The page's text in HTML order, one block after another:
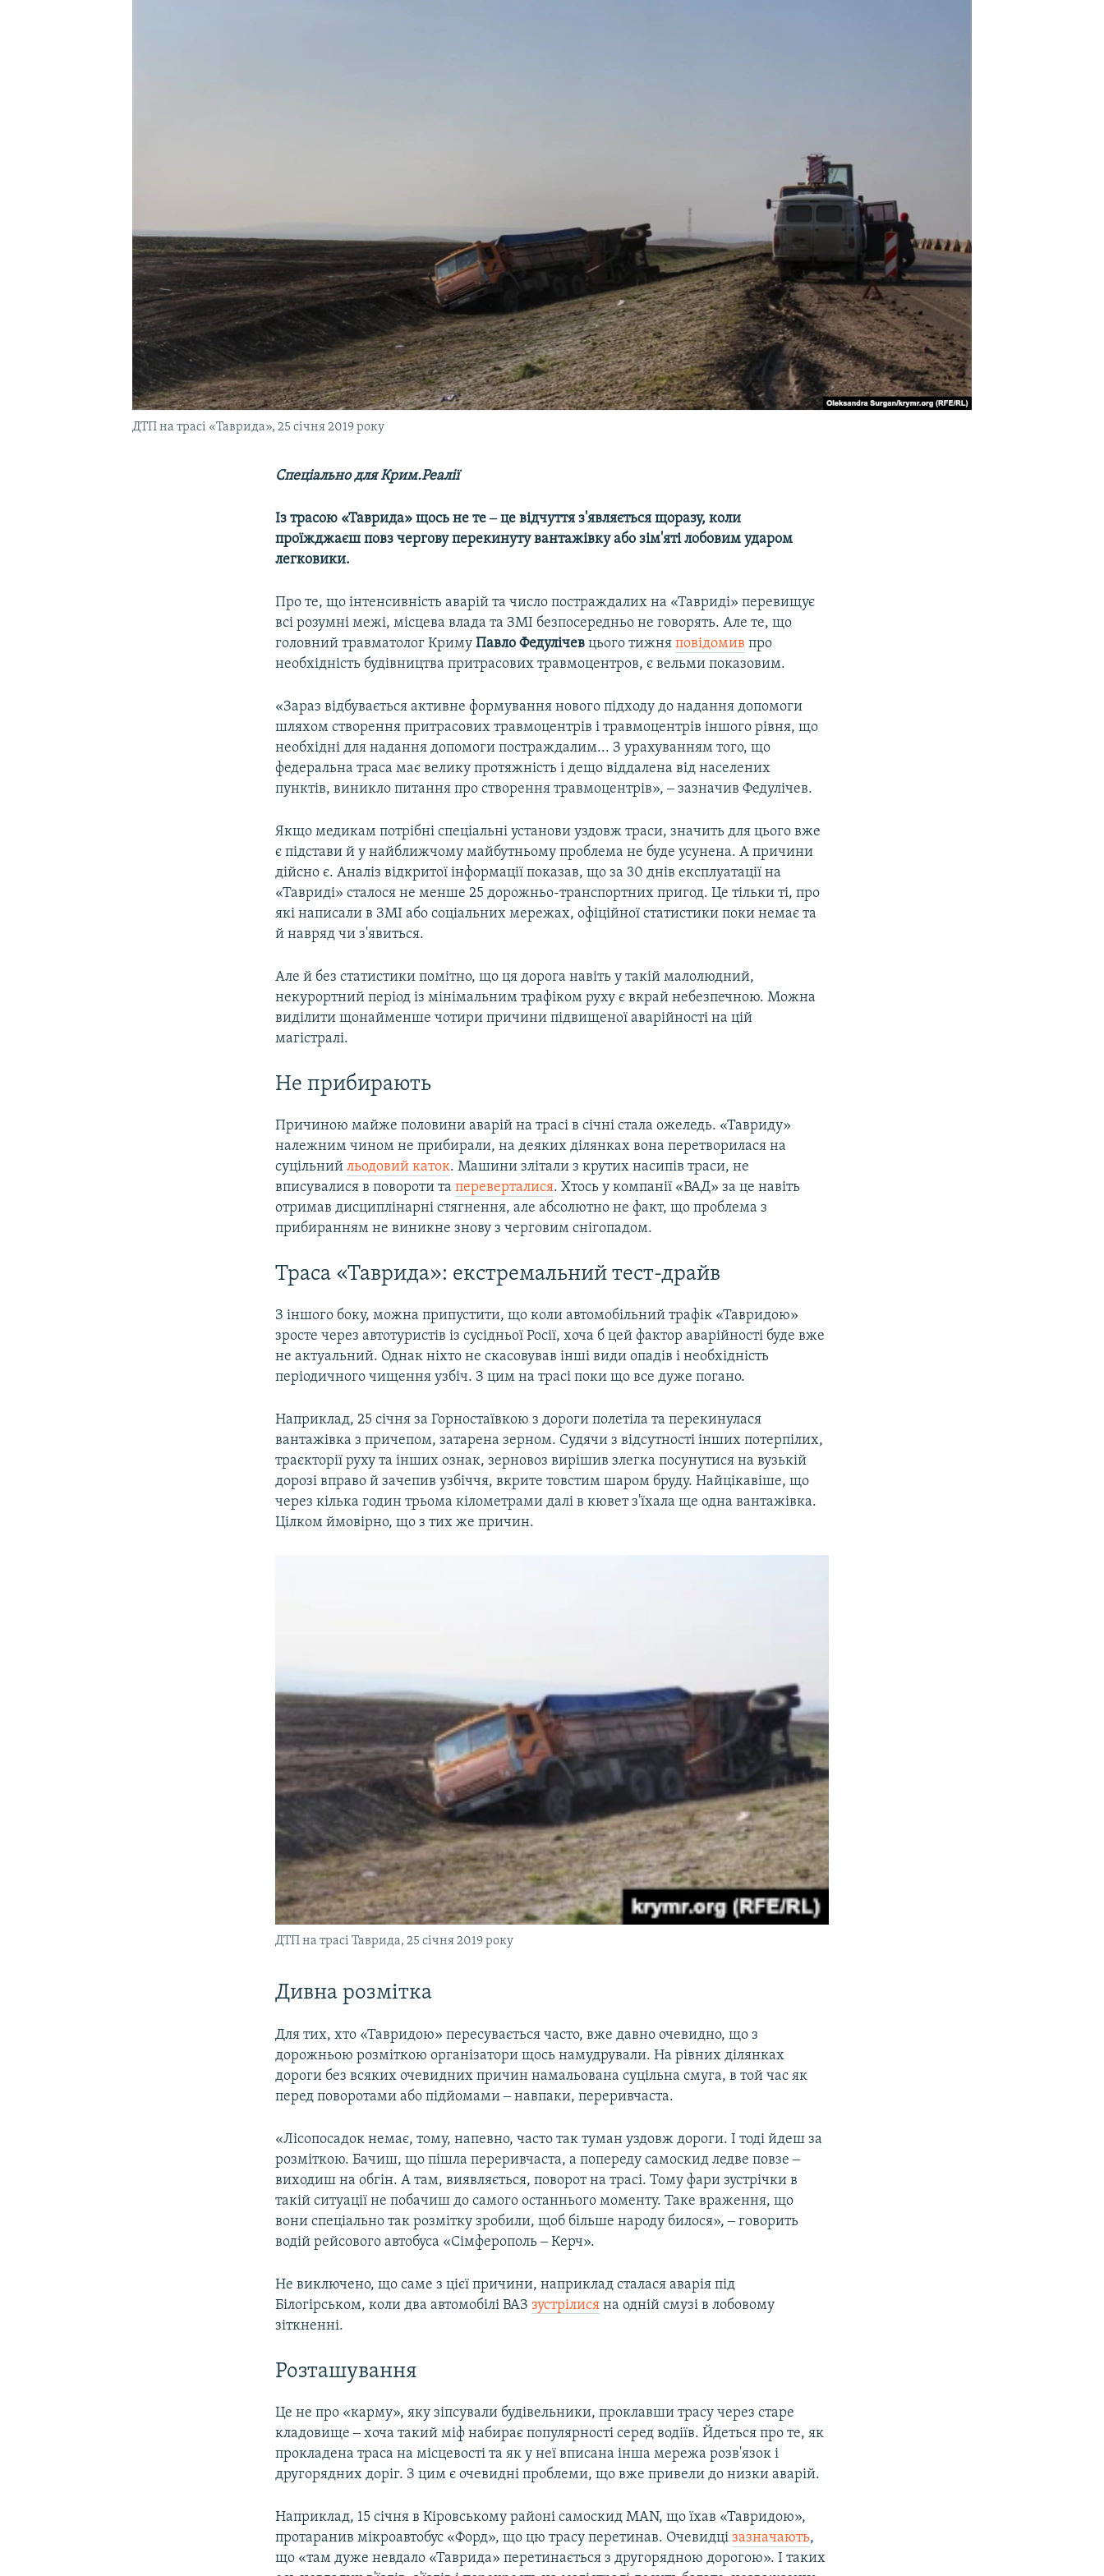
ДТП на трасі «Таврида», 25 січня 2019 року
Спеціально для Крим.Реалії
Із трасою «Таврида» щось не те ‒ це відчуття з'являється щоразу, коли
проїжджаєш повз чергову перекинуту вантажівку або зім'яті лобовим ударом
легковики.
Про те, що інтенсивність аварій та число постраждалих на «Тавриді» перевищує
всі розумні межі, місцева влада та ЗМІ безпосередньо не говорять. Але те, що
головний травматолог Криму Павло Федулічев цього тижняповідомив про
необхідність будівництва притрасових травмоцентров, є вельми показовим.
«Зараз відбувається активне формування нового підходу до надання допомоги
шляхом створення притрасових травмоцентрів і травмоцентрів іншого рівня, що
необхідні для надання допомоги постраждалим... З урахуванням того, що
федеральна траса має велику протяжність і дещо віддалена від населених
пунктів, виникло питання про створення травмоцентрів», ‒ зазначив Федулічев.
Якщо медикам потрібні спеціальні установи уздовж траси, значить для цього вже
є підстави й у найближчому майбутньому проблема не буде усунена. А причини
дійсно є. Аналіз відкритої інформації показав, що за 30 днів експлуатації на
«Тавриді» сталося не менше 25 дорожньо-транспортних пригод. Це тільки ті, про
які написали в ЗМІ або соціальних мережах, офіційної статистики поки немає та
й навряд чи з'явиться.
Але й без статистики помітно, що ця дорога навіть у такій малолюдний,
некурортний період із мінімальним трафіком руху є вкрай небезпечною. Можна
виділити щонайменше чотири причини підвищеної аварійності на цій
магістралі.
Не прибирають
Причиною майже половини аварій на трасі в січні стала ожеледь. «Тавриду»
належним чином не прибирали, на деяких ділянках вона перетворилася на
суцільнийльодовий каток. Машини злітали з крутих насипів траси, не
вписувалися в повороти тапереверталися. Хтось у компанії «ВАД» за це навіть
отримав дисциплінарні стягнення, але абсолютно не факт, що проблема з
прибиранням не виникне знову з черговим снігопадом.
Траса «Таврида»: екстремальний тест-драйв
З іншого боку, можна припустити, що коли автомобільний трафік «Тавридою»
зросте через автотуристів із сусідньої Росії, хоча б цей фактор аварійності буде вже
не актуальний. Однак ніхто не скасовував інші види опадів і необхідність
періодичного чищення узбіч. З цим на трасі поки що все дуже погано.
Наприклад, 25 січня за Горностаївкою з дороги полетіла та перекинулася
вантажівка з причепом, затарена зерном. Судячи з відсутності інших потерпілих,
траєкторії руху та інших ознак, зерновоз вирішив злегка посунутися на вузькій
дорозі вправо й зачепив узбіччя, вкрите товстим шаром бруду. Найцікавіше, що
через кілька годин трьома кілометрами далі в кювет з'їхала ще одна вантажівка.
Цілком ймовірно, що з тих же причин.
ДТП на трасі Таврида, 25 січня 2019 року
Дивна розмітка
Для тих, хто «Тавридою» пересувається часто, вже давно очевидно, що з
дорожньою розміткою організатори щось намудрували. На рівних ділянках
дороги без всяких очевидних причин намальована суцільна смуга, в той час як
перед поворотами або підйомами ‒ навпаки, переривчаста.
«Лісопосадок немає, тому, напевно, часто так туман уздовж дороги. І тоді йдеш за
розміткою. Бачиш, що пішла переривчаста, а попереду самоскид ледве повзе ‒
виходиш на обгін. А там, виявляється, поворот на трасі. Тому фари зустрічки в
такій ситуації не побачиш до самого останнього моменту. Таке враження, що
вони спеціально так розмітку зробили, щоб більше народу билося», ‒ говорить
водій рейсового автобуса «Сімферополь ‒ Керч».
Не виключено, що саме з цієї причини, наприклад сталася аварія під
Білогірськом, коли два автомобілі ВАЗзустрілися на одній смузі в лобовому
зіткненні.
Розташування
Це не про «карму», яку зіпсували будівельники, проклавши трасу через старе
кладовище ‒ хоча такий міф набирає популярності серед водіїв. Йдеться про те, як
прокладена траса на місцевості та як у неї вписана інша мережа розв'язок і
другорядних доріг. З цим є очевидні проблеми, що вже привели до низки аварій.
Наприклад, 15 січня в Кіровському районі самоскид MAN, що їхав «Тавридою»,
протаранив мікроавтобус «Форд», що цю трасу перетинав. Очевидцізазначають,
що «там дуже невдало «Таврида» перетинається з другорядною дорогою». І таких